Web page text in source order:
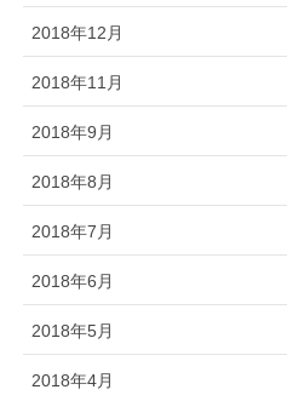
2018年12月
2018年11月
2018年9月
2018年8月
2018年7月
2018年6月
2018年5月
2018年4月